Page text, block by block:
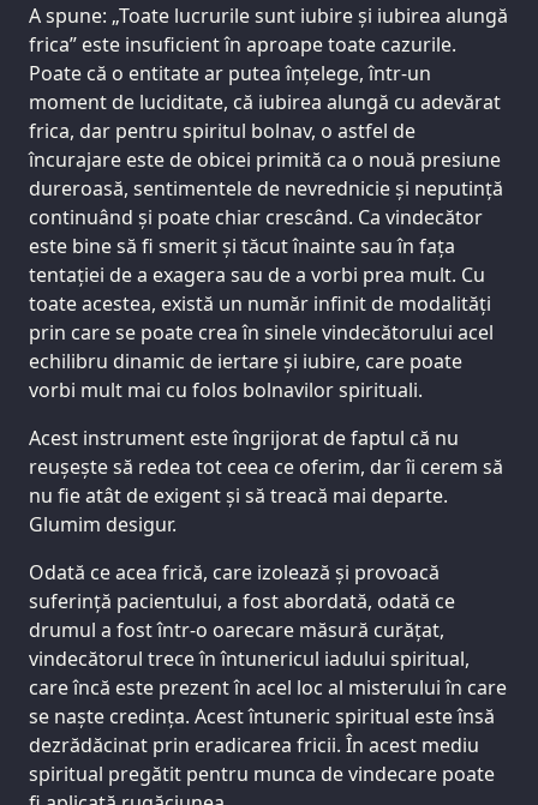
A spune: „Toate lucrurile sunt iubire și iubirea alungă
frica” este insuficient în aproape toate cazurile.
Poate că o entitate ar putea înțelege, într-un
moment de luciditate, că iubirea alungă cu adevărat
frica, dar pentru spiritul bolnav, o astfel de
încurajare este de obicei primită ca o nouă presiune
dureroasă, sentimentele de nevrednicie și neputință
continuând și poate chiar crescând. Ca vindecător
este bine să fi smerit și tăcut înainte sau în fața
tentației de a exagera sau de a vorbi prea mult. Cu
toate acestea, există un număr infinit de modalități
prin care se poate crea în sinele vindecătorului acel
echilibru dinamic de iertare și iubire, care poate
vorbi mult mai cu folos bolnavilor spirituali.
Acest instrument este îngrijorat de faptul că nu
reușește să redea tot ceea ce oferim, dar îi cerem să
nu fie atât de exigent și să treacă mai departe.
Glumim desigur.
Odată ce acea frică, care izolează și provoacă
suferință pacientului, a fost abordată, odată ce
drumul a fost într-o oarecare măsură curățat,
vindecătorul trece în întunericul iadului spiritual,
care încă este prezent în acel loc al misterului în care
se naște credința. Acest întuneric spiritual este însă
dezrădăcinat prin eradicarea fricii. În acest mediu
spiritual pregătit pentru munca de vindecare poate